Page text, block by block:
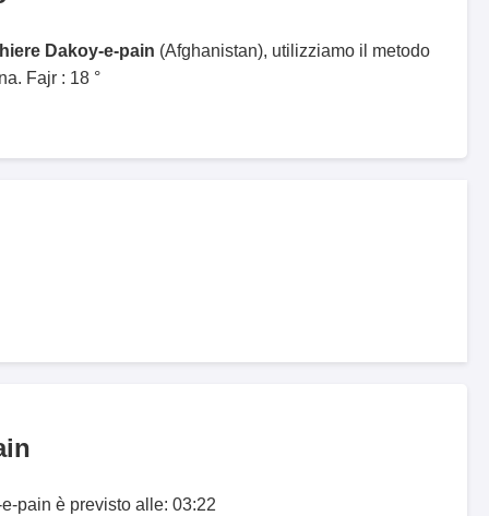
Dakoy-e-pain (Afghanistan), utilizziamo il metodo
Fajr : 18 °
pain è previsto alle: 03:22